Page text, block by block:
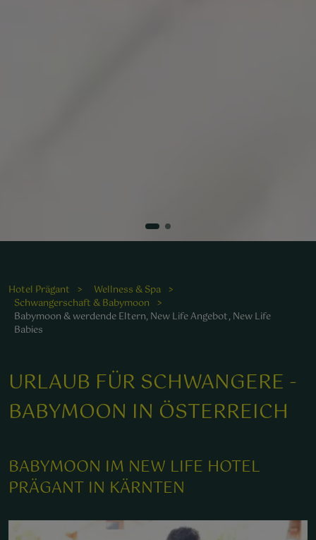
Hotel Prägant
Wellness & Spa
Schwangerschaft & Babymoon
Babymoon & werdende Eltern, New Life Angebot, New Life
Babies
URLAUB FÜR SCHWANGERE -
BABYMOON IN ÖSTERREICH
BABYMOON IM NEW LIFE HOTEL
PRÄGANT IN KÄRNTEN